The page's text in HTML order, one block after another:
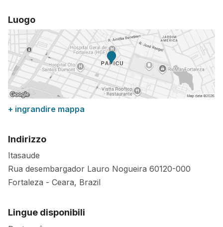
Luogo
+ ingrandire mappa
Indirizzo
Itasaude
Rua desembargador Lauro Nogueira 60120-000
Fortaleza - Ceara, Brazil
Lingue disponibili